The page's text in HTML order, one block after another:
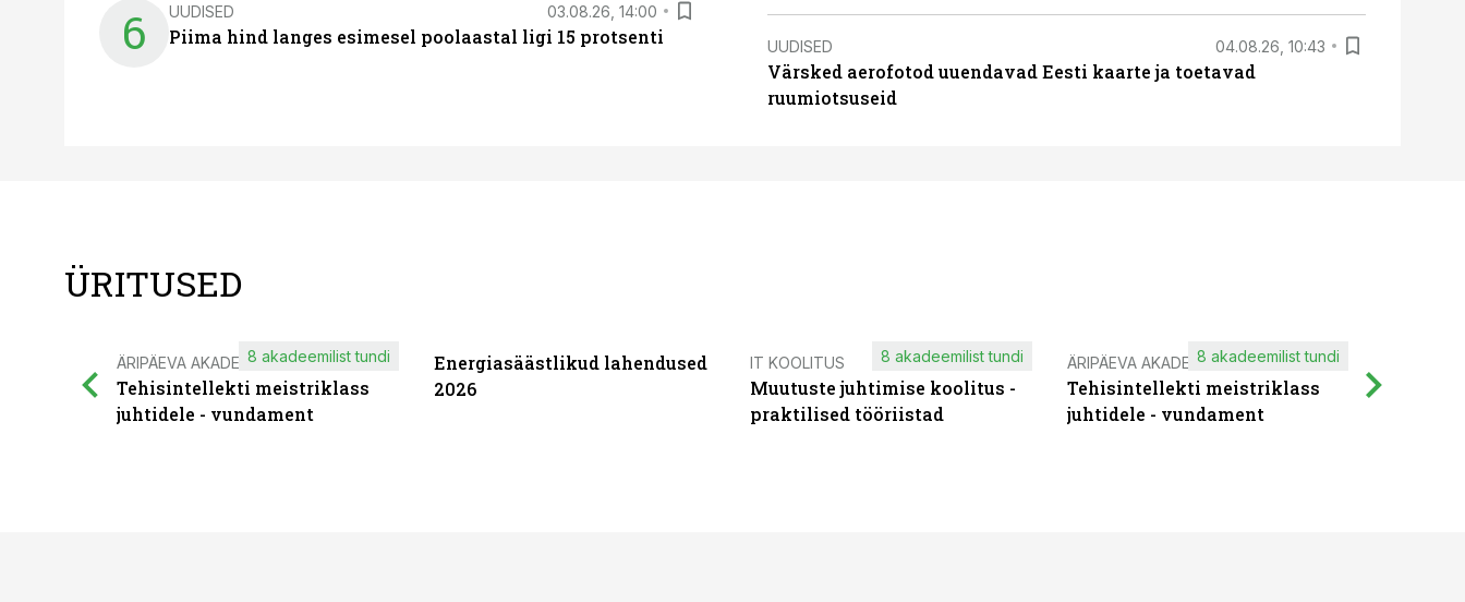
6 UUDISED 03.08.26, 14:00
Piima hind langes esimesel poolaastal ligi 15 protsenti UUDISED 04.08.26, 10:43
Värsked aerofotod uuendavad Eesti kaarte ja toetavad
ruumiotsuseid
ÜRITUSED
ÄRIPÄEVA AKADEEMIA
Tehisintellekti meistriklass
juhtidele - vundament
8 akadeemilist tundi
Energiasäästlikud lahendused
2026
IT KOOLITUS
Muutuste juhtimise koolitus -
praktilised tööriistad
8 akadeemilist tundi ÄRIPÄEVA AKADEEMIA
Tehisintellekti meistriklass
juhtidele - vundament
8 akadeemilist tundi